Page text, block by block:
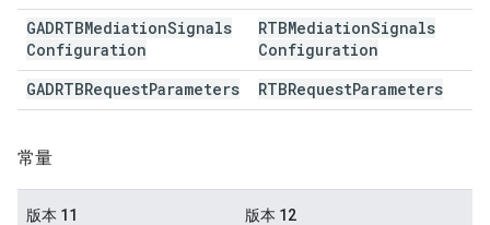
GADRTBMediationSignals
Configuration
RTBMediationSignals
Configuration
GADRTBRequestParameters RTBRequestParameters
常量
版本 11 版本 12